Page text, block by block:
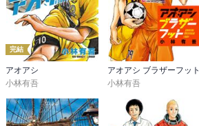
完結
アオアシ
小林有吾
アオアシ ブラザーフット
小林有吾